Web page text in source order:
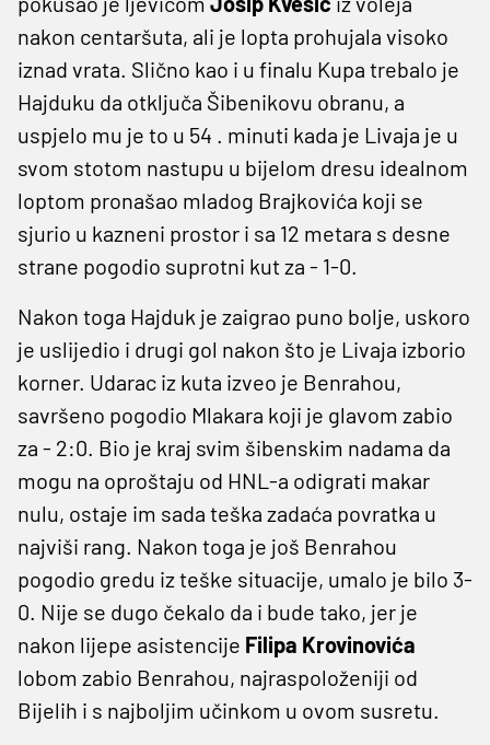
nakon centaršuta, ali je lopta prohujala visoko
iznad vrata. Slično kao i u finalu Kupa trebalo je
Hajduku da otključa Šibenikovu obranu, a
uspjelo mu je to u 54 . minuti kada je Livaja je u
svom stotom nastupu u bijelom dresu idealnom
loptom pronašao mladog Brajkovića koji se
sjurio u kazneni prostor i sa 12 metara s desne
strane pogodio suprotni kut za - 1-0.
Nakon toga Hajduk je zaigrao puno bolje, uskoro
je uslijedio i drugi gol nakon što je Livaja izborio
korner. Udarac iz kuta izveo je Benrahou,
savršeno pogodio Mlakara koji je glavom zabio
za - 2:0. Bio je kraj svim šibenskim nadama da
mogu na oproštaju od HNL-a odigrati makar
nulu, ostaje im sada teška zadaća povratka u
najviši rang. Nakon toga je još Benrahou
pogodio gredu iz teške situacije, umalo je bilo 3-
0. Nije se dugo čekalo da i bude tako, jer je
nakon lijepe asistencije Filipa Krovinovića
lobom zabio Benrahou, najraspoloženiji od
Bijelih i s najboljim učinkom u ovom susretu.